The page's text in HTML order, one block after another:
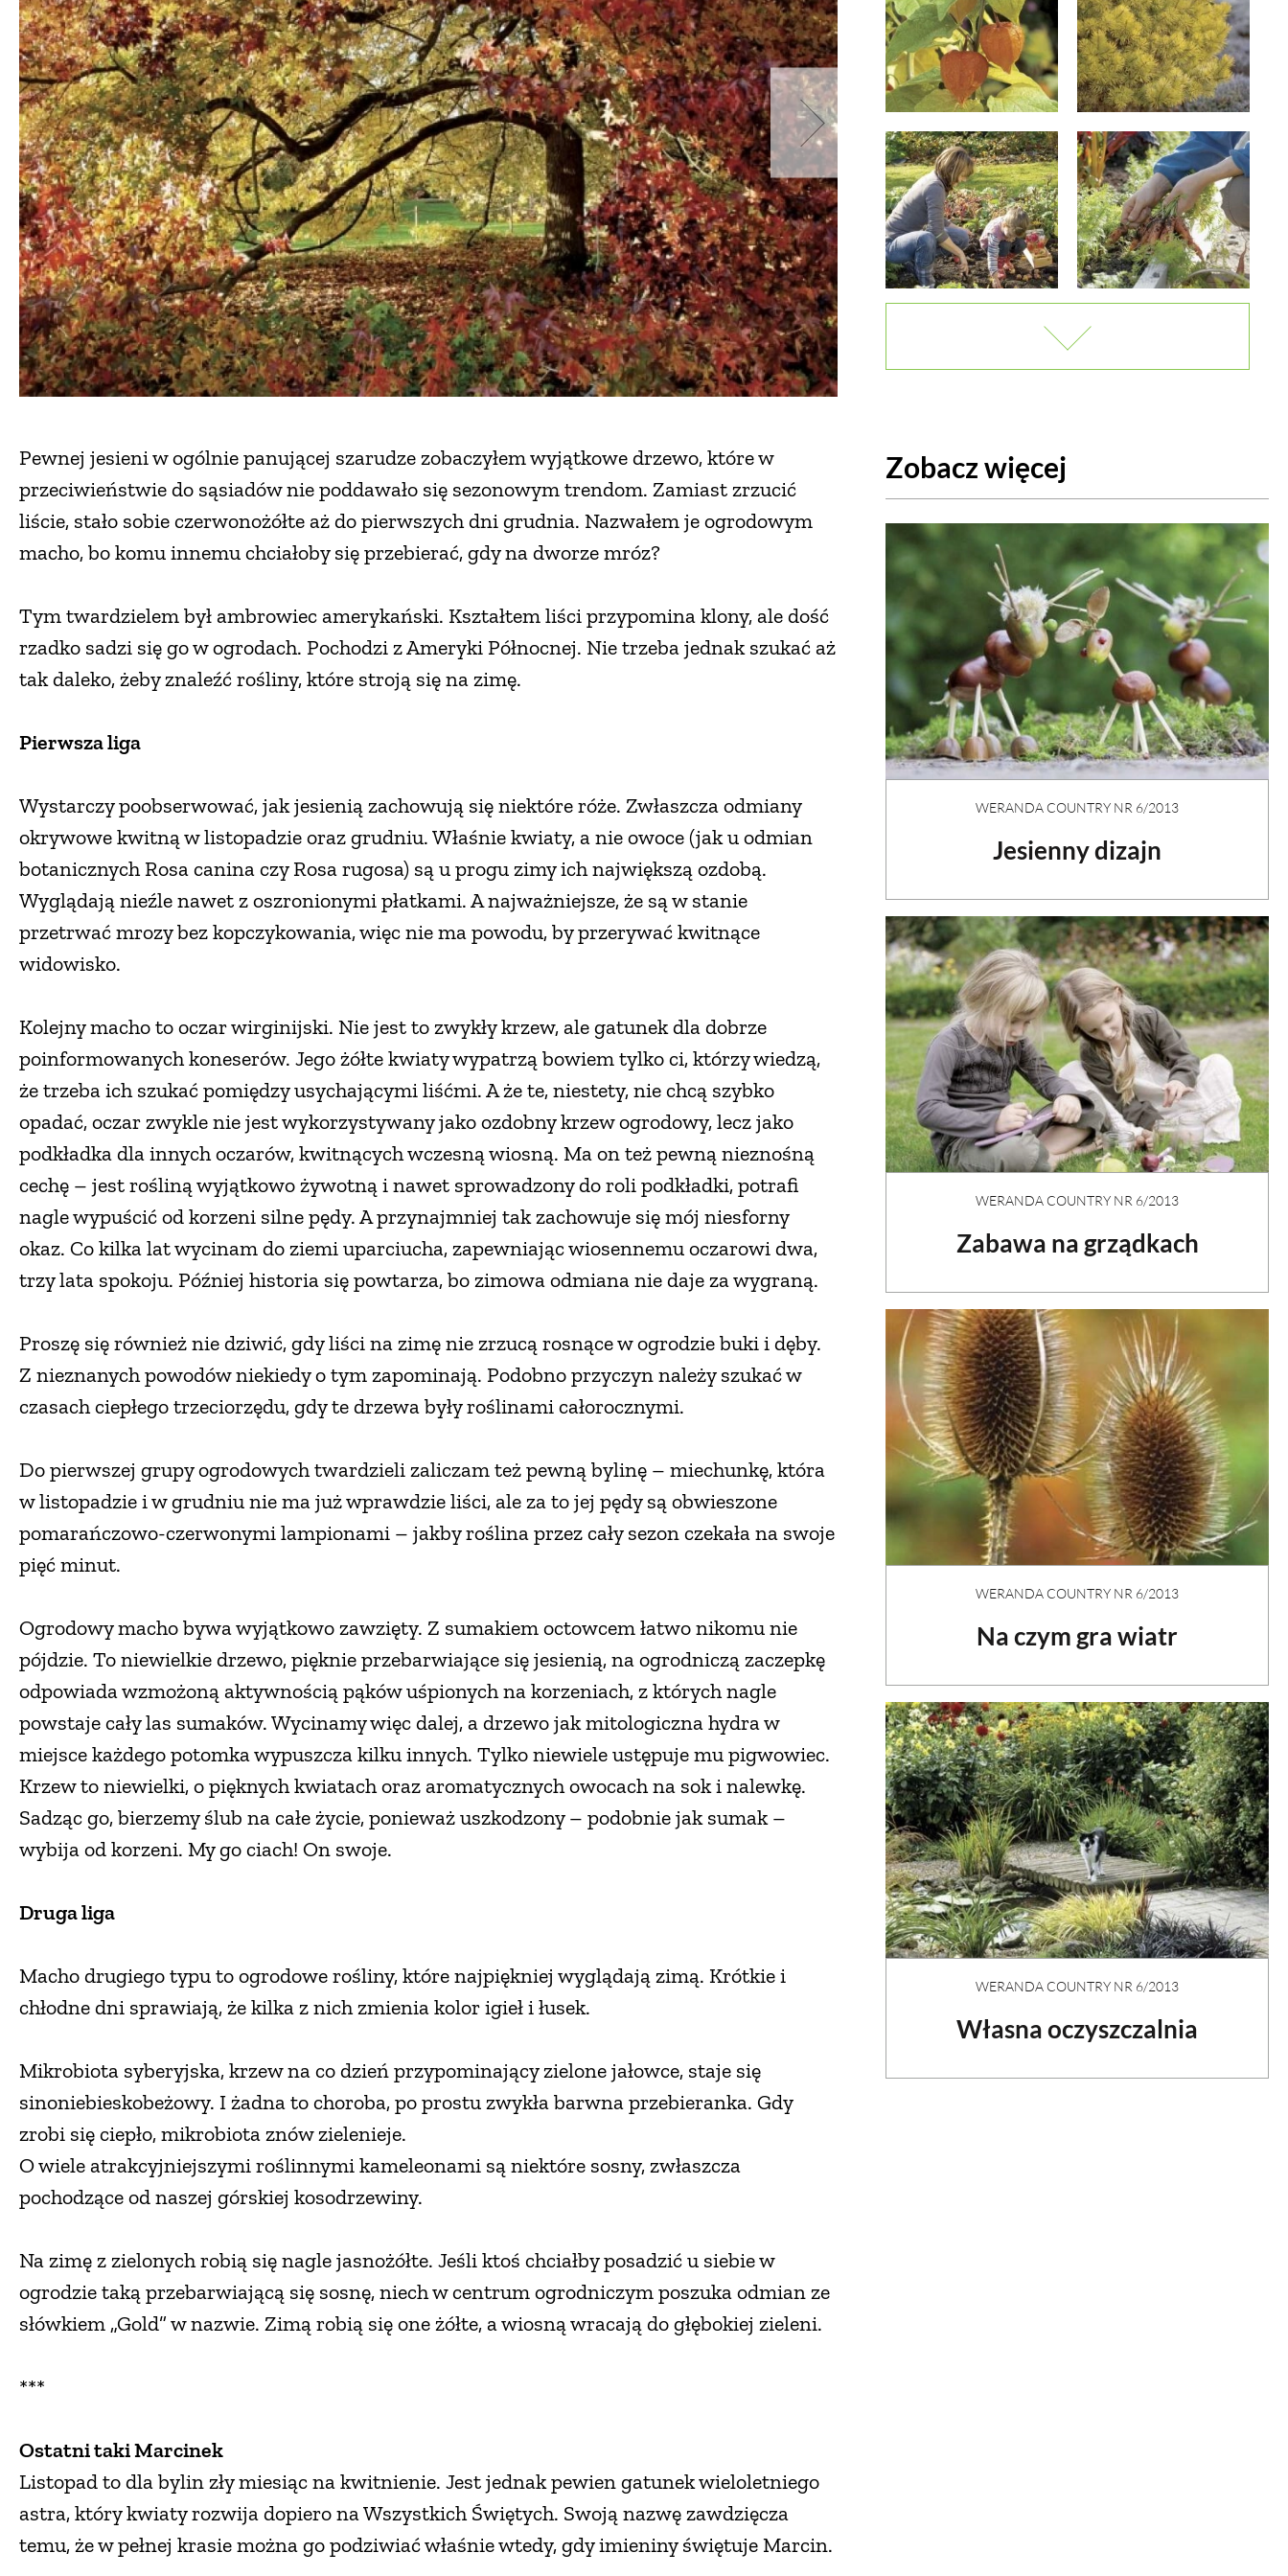
Pewnej jesieni w ogólnie panującej szarudze zobaczyłem wyjątkowe drzewo, które w
przeciwieństwie do sąsiadów nie poddawało się sezonowym trendom. Zamiast zrzucić
liście, stało sobie czerwonożółte aż do pierwszych dni grudnia. Nazwałem je ogrodowym
macho, bo komu innemu chciałoby się przebierać, gdy na dworze mróz?
Tym twardzielem był ambrowiec amerykański. Kształtem liści przypomina klony, ale dość
rzadko sadzi się go w ogrodach. Pochodzi z Ameryki Północnej. Nie trzeba jednak szukać aż
tak daleko, żeby znaleźć rośliny, które stroją się na zimę.
Pierwsza liga
Wystarczy poobserwować, jak jesienią zachowują się niektóre róże. Zwłaszcza odmiany
okrywowe kwitną w listopadzie oraz grudniu. Właśnie kwiaty, a nie owoce (jak u odmian
botanicznych Rosa canina czy Rosa rugosa) są u progu zimy ich największą ozdobą.
Wyglądają nieźle nawet z oszronionymi płatkami. A najważniejsze, że są w stanie
przetrwać mrozy bez kopczykowania, więc nie ma powodu, by przerywać kwitnące
widowisko.
Kolejny macho to oczar wirginijski. Nie jest to zwykły krzew, ale gatunek dla dobrze
poinformowanych koneserów. Jego żółte kwiaty wypatrzą bowiem tylko ci, którzy wiedzą,
że trzeba ich szukać pomiędzy usychającymi liśćmi. A że te, niestety, nie chcą szybko
opadać, oczar zwykle nie jest wykorzystywany jako ozdobny krzew ogrodowy, lecz jako
podkładka dla innych oczarów, kwitnących wczesną wiosną. Ma on też pewną nieznośną
cechę – jest rośliną wyjątkowo żywotną i nawet sprowadzony do roli podkładki, potrafi
nagle wypuścić od korzeni silne pędy. A przynajmniej tak zachowuje się mój niesforny
okaz. Co kilka lat wycinam do ziemi uparciucha, zapewniając wiosennemu oczarowi dwa,
trzy lata spokoju. Później historia się powtarza, bo zimowa odmiana nie daje za wygraną.
Proszę się również nie dziwić, gdy liści na zimę nie zrzucą rosnące w ogrodzie buki i dęby.
Z nieznanych powodów niekiedy o tym zapominają. Podobno przyczyn należy szukać w
czasach ciepłego trzeciorzędu, gdy te drzewa były roślinami całorocznymi.
Do pierwszej grupy ogrodowych twardzieli zaliczam też pewną bylinę – miechunkę, która
w listopadzie i w grudniu nie ma już wprawdzie liści, ale za to jej pędy są obwieszone
pomarańczowo-czerwonymi lampionami – jakby roślina przez cały sezon czekała na swoje
pięć minut.
Ogrodowy macho bywa wyjątkowo zawzięty. Z sumakiem octowcem łatwo nikomu nie
pójdzie. To niewielkie drzewo, pięknie przebarwiające się jesienią, na ogrodniczą zaczepkę
odpowiada wzmożoną aktywnością pąków uśpionych na korzeniach, z których nagle
powstaje cały las sumaków. Wycinamy więc dalej, a drzewo jak mitologiczna hydra w
miejsce każdego potomka wypuszcza kilku innych. Tylko niewiele ustępuje mu pigwowiec.
Krzew to niewielki, o pięknych kwiatach oraz aromatycznych owocach na sok i nalewkę.
Sadząc go, bierzemy ślub na całe życie, ponieważ uszkodzony – podobnie jak sumak –
wybija od korzeni. My go ciach! On swoje.
Druga liga
Macho drugiego typu to ogrodowe rośliny, które najpiękniej wyglądają zimą. Krótkie i
chłodne dni sprawiają, że kilka z nich zmienia kolor igieł i łusek.
Mikrobiota syberyjska, krzew na co dzień przypominający zielone jałowce, staje się
sinoniebieskobeżowy. I żadna to choroba, po prostu zwykła barwna przebieranka. Gdy
zrobi się ciepło, mikrobiota znów zielenieje.
O wiele atrakcyjniejszymi roślinnymi kameleonami są niektóre sosny, zwłaszcza
pochodzące od naszej górskiej kosodrzewiny.
Na zimę z zielonych robią się nagle jasnożółte. Jeśli ktoś chciałby posadzić u siebie w
ogrodzie taką przebarwiającą się sosnę, niech w centrum ogrodniczym poszuka odmian ze
słówkiem „Gold” w nazwie. Zimą robią się one żółte, a wiosną wracają do głębokiej zieleni.
***
Ostatni taki Marcinek
Listopad to dla bylin zły miesiąc na kwitnienie. Jest jednak pewien gatunek wieloletniego
astra, który kwiaty rozwija dopiero na Wszystkich Świętych. Swoją nazwę zawdzięcza
temu, że w pełnej krasie można go podziwiać właśnie wtedy, gdy imieniny świętuje Marcin.
Zobacz więcej
WERANDA COUNTRY NR 6/2013
Jesienny dizajn
WERANDA COUNTRY NR 6/2013
Zabawa na grządkach
WERANDA COUNTRY NR 6/2013
Na czym gra wiatr
WERANDA COUNTRY NR 6/2013
Własna oczyszczalnia